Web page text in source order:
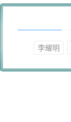
李耀明